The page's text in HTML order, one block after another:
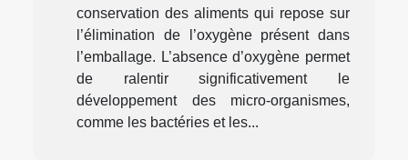
conservation des aliments qui repose sur
l’élimination de l’oxygène présent dans
l’emballage. L’absence d’oxygène permet
de ralentir significativement le
développement des micro-organismes,
comme les bactéries et les...